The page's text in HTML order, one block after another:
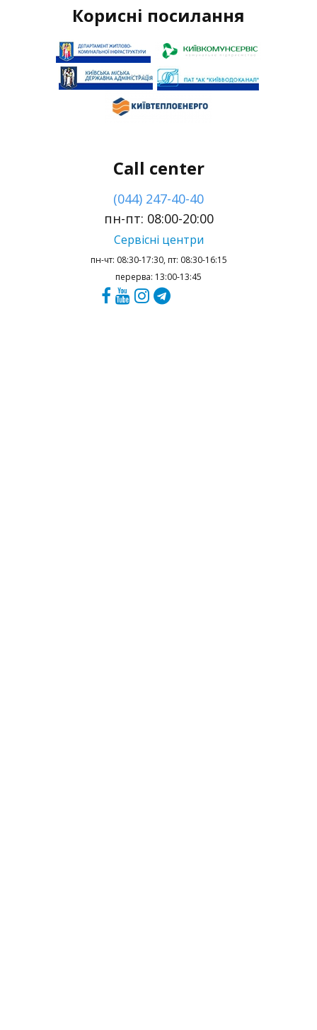
Корисні посилання
Call center
(044) 247-40-40
пн-пт: 08:00-20:00
Сервісні центри
пн-чт: 08:30-17:30, пт: 08:30-16:15
перерва: 13:00-13:45